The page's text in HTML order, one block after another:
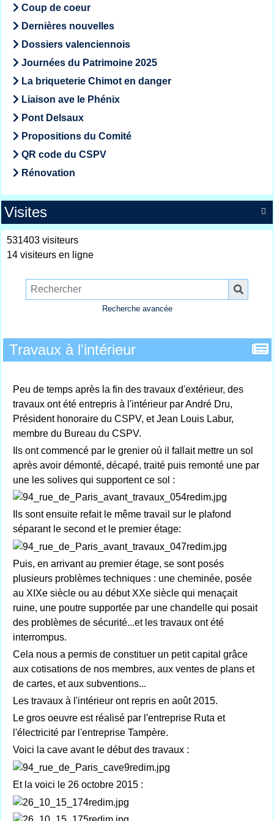
Coup de coeur
Dernières nouvelles
Dossiers valenciennois
Journées du Patrimoine 2025
La briqueterie Chimot en danger
Liaison ave le Phénix
Pont Delsaux
Propositions du Comité
QR code du CSPV
Rénovation

Visites
531403 visiteurs
14 visiteurs en ligne
Recherche avancée
Travaux à l'intérieur
Peu de temps après la fin des travaux d'extérieur, des
travaux ont été entrepris à l'intérieur par André Dru,
Président honoraire du CSPV, et Jean Louis Labur,
membre du Bureau du CSPV.
Ils ont commencé par le grenier où il fallait mettre un sol
après avoir démonté, décapé, traité puis remonté une par
une les solives qui supportent ce sol :
Ils sont ensuite refait le même travail sur le plafond
séparant le second et le premier étage:
Puis, en arrivant au premier étage, se sont posés
plusieurs problèmes techniques : une cheminée, posée
au XIXe siècle ou au début XXe siècle qui menaçait
ruine, une poutre supportée par une chandelle qui posait
des problèmes de sécurité...et les travaux ont été
interrompus.
Cela nous a permis de constituer un petit capital grâce
aux cotisations de nos membres, aux ventes de plans et
de cartes, et aux subventions...
Les travaux à l'intérieur ont repris en août 2015.
Le gros oeuvre est réalisé par l'entreprise Ruta et
l'électricité par l'entreprise Tampère.
Voici la cave avant le début des travaux :
Et la voici le 26 octobre 2015 :